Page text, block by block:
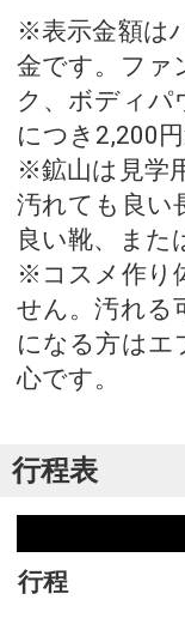
※表示金額は
金です。ファ
ク、ボディパ
につき2,200
※鉱山は見学
汚れても良い
良い靴、また
※コスメ作り
せん。汚れる
になる方はエ
心です。
行程表
行程